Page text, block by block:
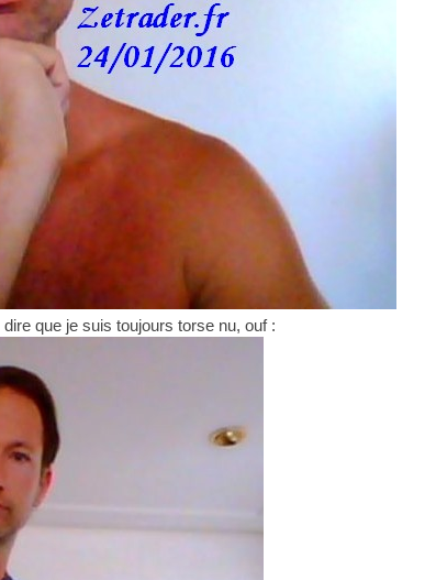
que je suis toujours torse nu, ouf :